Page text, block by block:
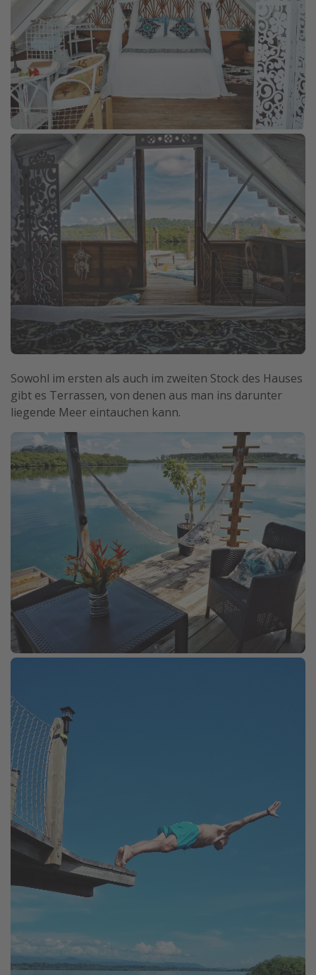
Sowohl im ersten als auch im zweiten Stock des Hauses
gibt es Terrassen, von denen aus man ins darunter
liegende Meer eintauchen kann.